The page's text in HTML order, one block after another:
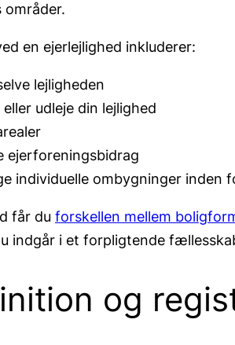
en ejerlejlighed inkluderer:
lejligheden
udleje din lejlighed
ejerforeningsbidrag
individuelle ombygninger
får du forskellen mellem
indgår i et forpligtende
og